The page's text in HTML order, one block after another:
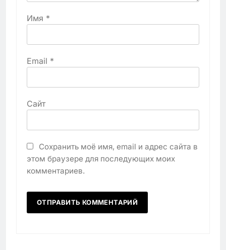
Имя *
Email *
Сайт
Сохранить моё имя, email и адрес сайта в
этом браузере для последующих моих
комментариев.